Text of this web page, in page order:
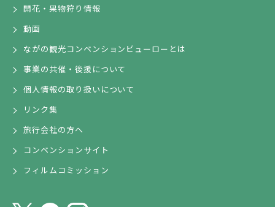
開花・果物狩り情報
動画
ながの観光コンベンションビューローとは
事業の共催・後援について
個人情報の取り扱いについて
リンク集
旅行会社の方へ
コンベンションサイト
フィルムコミッション